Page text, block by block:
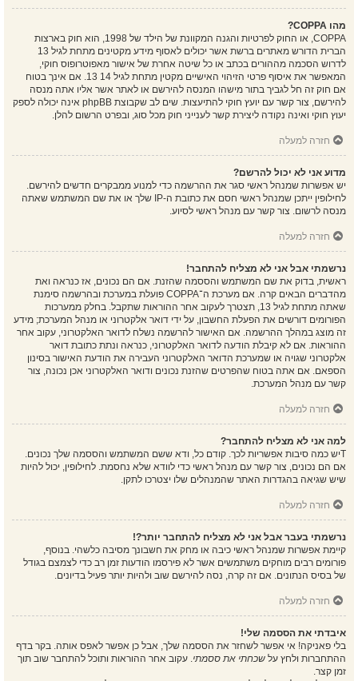
מהו COPPA?
COPPA, או החוק לפרטיות והגנה המקוונת של הילד של 1998, הוא חוק בארצות
הברית הדורש מאתרים ברשת אשר יכולים לאסוף מידע מקטינים מתחת לגיל 13
לדרוש הסכמה מההורים בכתב או כל שיטה אחרת של אישור מאפוטרופוס חוקי,
המאפשר את איסוף פרטי הזיהוי האישיים מקטין מתחת לגיל 14 13. אם אינך בטוח
אם חוק זה חל לגביך בתור מישהו המנסה להירשם או לאתר אשר אליו אתה מנסה
להירשם, צור קשר עם יועץ חוקי להתיעצות. שים לב שקבוצת phpBB אינה יכולה לספק
יעוץ חוקי ואינה נקודה ליצירת קשר לענייני חוק מכל סוג, ובפרט הרשום להלן.
חזרה למעלה
מדוע אני לא יכול להרשם?
יש אפשרות שמנהל ראשי סגר את ההרשמה כדי למנוע ממבקרים חדשים להירשם.
לחילופין ייתכן שמנהל ראשי חסם את כתובת ה-IP שלך או את שם המשתמש שאתה
מנסה לרשום. צור קשר עם מנהל ראשי לסיוע.
חזרה למעלה
נרשמתי אבל אני לא מצליח להתחבר!
ראשית, בדוק את שם המשתמש והססמה שהזנת. אם הם נכונים, אז כנראה ואת
מהדברים הבאים קרה. אם מערכת ה־COPPA פועלת במערכת ובהרשמה סימנת
שאתה מתחת לגיל 13, תצטרך לעקוב אחר ההוראות שתקבל. בחלק ממערכות
הפורומים דורשים את הפעלת החשבון, על ידי דואר אלקטרוני או מנהל המערכת; מידע
זה מוצג במהלך ההרשמה. אם האישור להרשמה נשלח לדואר האלקטרוני, עקוב אחר
ההוראות. אם לא קיבלת הודעה לדואר האלקטרוני, כנראה ונתת כתובת דואר
אלקטרוני שגויה או שמערכת הדואר האלקטרוני העבירה את הודעת האישור בסינון
הספאם. אם אתה בטוח שהפרטים שהזנת נכונים ודואר האלקטרוני אכן נכונה, צור
קשר עם מנהל המערכת.
חזרה למעלה
למה אני לא מצליח להתחבר?
Tיש כמה סיבות אפשריות לכך. קודם כל, ודא ששם המשתמש והססמה שלך נכונים.
אם הם נכונים, צור קשר עם מנהל ראשי כדי לוודא שלא נחסמת. לחילופין, יכול להיות
שיש שגיאה בהגדרות האתר שהמנהלים שלו יצטרכו לתקן.
חזרה למעלה
נרשמתי בעבר אבל אני לא מצליח להתחבר יותר?!
קיימת אפשרות שמנהל ראשי כיבה או מחק את חשבונך מסיבה כלשהי. בנוסף,
פורומים רבים מוחקים משתמשים אשר לא פירסמו הודעות זמן רב כדי לצמצם בגודל
של בסיס הנתונים. אם זה קרה, נסה להירשם שוב ולהיות יותר פעיל בדיונים.
חזרה למעלה
איבדתי את הססמה שלי!
בלי פאניקה! אי אפשר לשחזר את הססמה שלך, אבל כן אפשר לאפס אותה. בקר בדף
ההתחברות ולחץ על שכחתי את ססמתי. עקוב אחר ההוראות ותוכל להתחבר שוב תוך
זמן קצר.